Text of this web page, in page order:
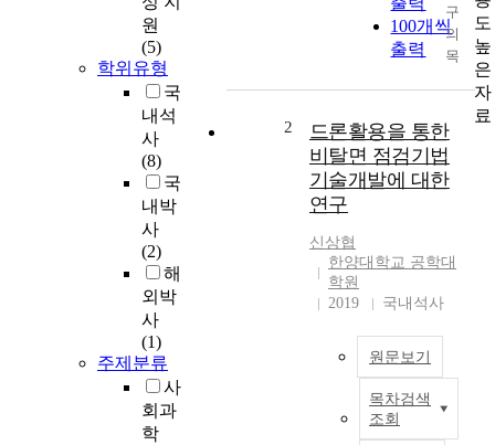
원
(5)
학위유형
국
내석
사
(8)
국
내박
사
(2)
해
외박
사
(1)
주제분류
사
회과
학
100개씩
출력
구
의
목
핸
드
볼
종
수
를
2
드론활용을 통한
비탈면 점검기법
기술개발에 대한
연구
신상협
한양대학교 공학대
학원
2019
국내석사
원문보기
목차검색
조회
도
높
은
자
료